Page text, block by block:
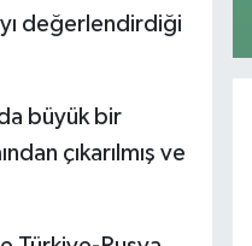
değerlendirdiği
büyük bir
çıkarılmış ve